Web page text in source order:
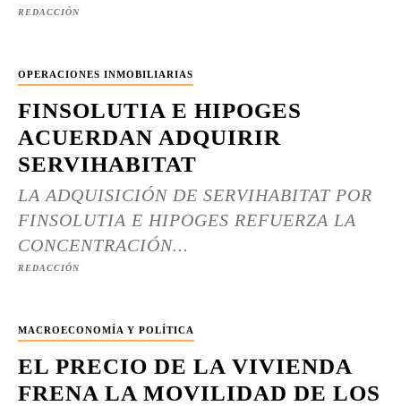
REDACCIÓN
OPERACIONES INMOBILIARIAS
FINSOLUTIA E HIPOGES
ACUERDAN ADQUIRIR
SERVIHABITAT
LA ADQUISICIÓN DE SERVIHABITAT POR
FINSOLUTIA E HIPOGES REFUERZA LA
CONCENTRACIÓN...
REDACCIÓN
MACROECONOMÍA Y POLÍTICA
EL PRECIO DE LA VIVIENDA
FRENA LA MOVILIDAD DE LOS